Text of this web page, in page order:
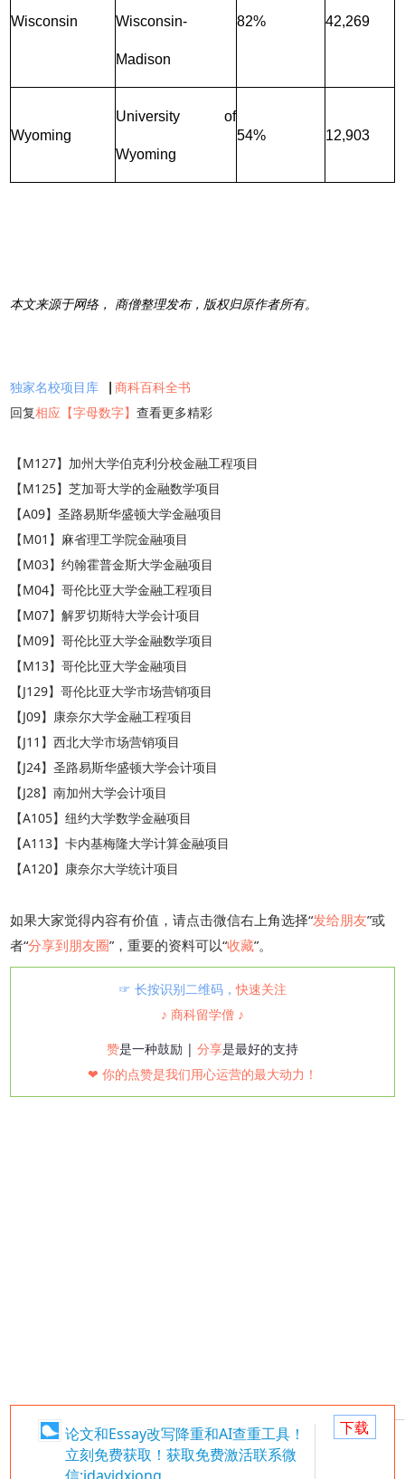
Wisconsin Wisconsin-
Madison
82% 42,269
Wyoming
University of
Wyoming
54% 12,903
本文来源于网络， 商僧整理发布，版权归原作者所有。
独家名校项目库 ▕ 商科百科全书
回复相应【字母数字】 查看更多精彩
【M127】加州大学伯克利分校金融工程项目
【M125】芝加哥大学的金融数学项目
【A09】圣路易斯华盛顿大学金融项目
【M01】麻省理工学院金融项目
【M03】约翰霍普金斯大学金融项目
【M04】哥伦比亚大学金融工程项目
【M07】解罗切斯特大学会计项目
【M09】哥伦比亚大学金融数学项目
【M13】哥伦比亚大学金融项目
【J129】哥伦比亚大学市场营销项目
【J09】康奈尔大学金融工程项目
【J11】西北大学市场营销项目
【J24】圣路易斯华盛顿大学会计项目
【J28】南加州大学会计项目
【A105】纽约大学数学金融项目
【A113】卡内基梅隆大学计算金融项目
【A120】康奈尔大学统计项目
如果大家觉得内容有价值，请点击微信右上角选择“发给朋友”或
者“分享到朋友圈”，重要的资料可以“收藏”。
☞ 长按识别二维码，快速关注
♪ 商科留学僧 ♪
赞是一种鼓励 | 分享是最好的支持
❤ 你的点赞是我们用心运营的最大动力！
论文和Essay改写降重和AI查重工具！
立刻免费获取！获取免费激活联系微
下载